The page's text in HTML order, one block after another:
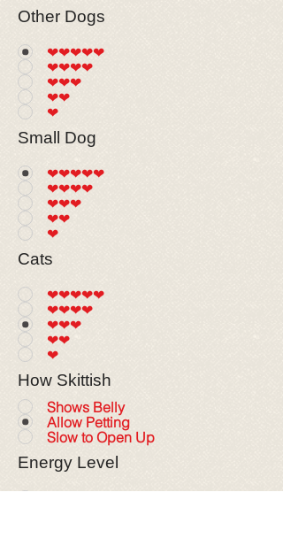
Other Dogs
Small Dog
Cats
❤❤❤❤❤
❤❤❤❤
❤❤❤
❤❤
❤
❤❤❤❤❤
❤❤❤❤
❤❤❤
❤❤
❤
❤❤❤❤❤
❤❤❤❤
❤❤❤
❤❤
❤
How Skittish
Energy Level
Shows Belly
Allow Petting
Slow to Open Up